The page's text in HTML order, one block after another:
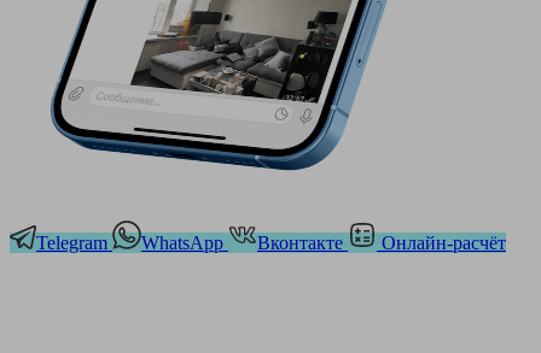
Telegram WhatsApp Вконтакте Онлайн-расчёт